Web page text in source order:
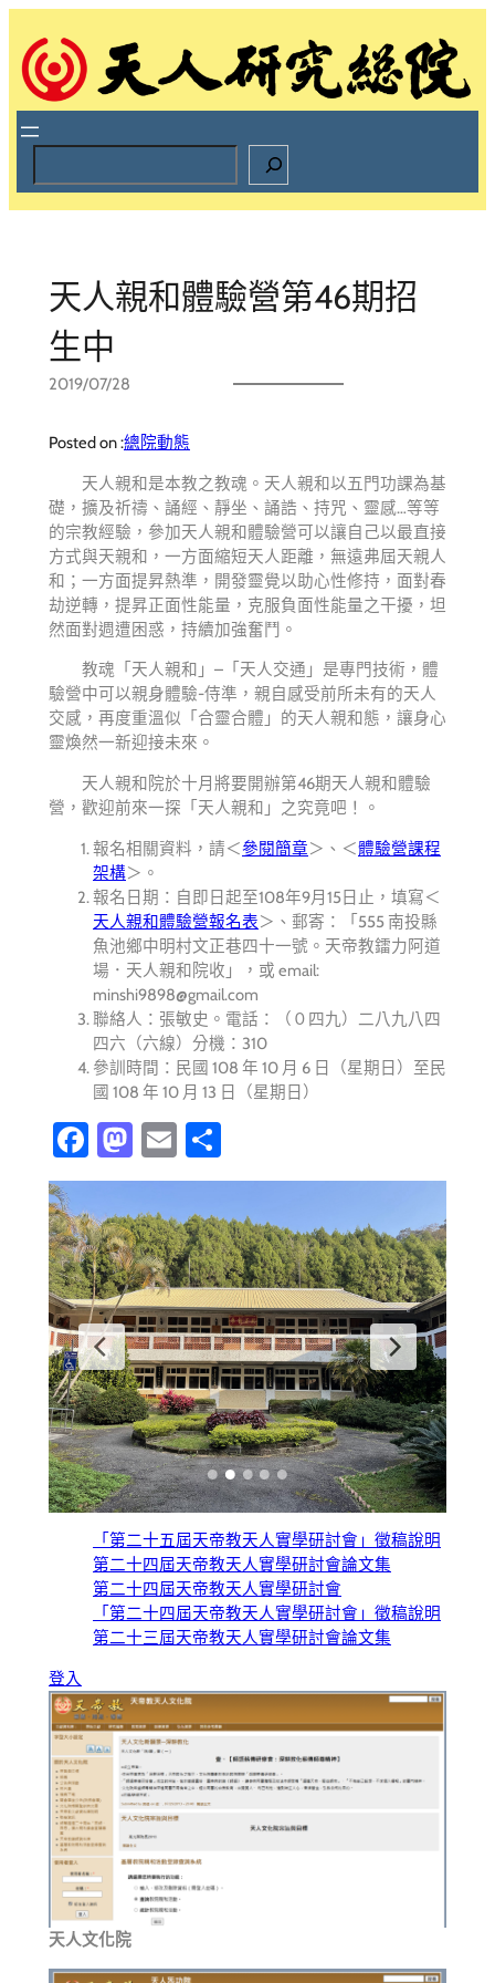
主
內
容
e
天人親和體驗營第46期招
生中
2019/07/28
Posted on :總院動態
天人親和是本教之教魂。天人親和以五門功課為基
礎，擴及祈禱、誦經、靜坐、誦誥、持咒、靈感…等等
的宗教經驗，參加天人親和體驗營可以讓自己以最直接
方式與天親和，一方面縮短天人距離，無遠弗屆天親人
和；一方面提昇熱準，開發靈覺以助心性修持，面對春
劫逆轉，提昇正面性能量，克服負面性能量之干擾，坦
然面對週遭困惑，持續加強奮鬥。
教魂「天人親和」–「天人交通」是專門技術，體
驗營中可以親身體驗-侍準，親自感受前所未有的天人
交感，再度重溫似「合靈合體」的天人親和態，讓身心
靈煥然一新迎接未來。
天人親和院於十月將要開辦第46期天人親和體驗
營，歡迎前來一探「天人親和」之究竟吧！。
報名相關資料，請＜參閱簡章＞、＜體驗營課程
架構＞。
報名日期：自即日起至108年9月15日止，填寫＜
天人親和體驗營報名表＞、郵寄：「555 南投縣
魚池鄉中明村文正巷四十一號。天帝教鐳力阿道
場．天人親和院收」，或 email:
minshi9898@gmail.com
聯絡人：張敏史。電話：（０四九）二八九八四
四六（六線）分機：310
參訓時間：民國 108 年 10 月 6 日（星期日）至民
國 108 年 10 月 13 日（星期日）
Fa
ce
b
o
ok
M
as
to
d
o
n
E
m
ail
享
「第二十五屆天帝教天人實學研討會」徵稿說明
第二十四屆天帝教天人實學研討會論文集
第二十四屆天帝教天人實學研討會
「第二十四屆天帝教天人實學研討會」徵稿說明
第二十三屆天帝教天人實學研討會論文集
登入
天人文化院